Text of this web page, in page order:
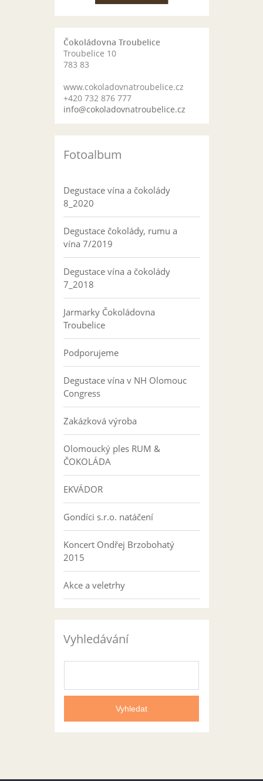
Čokoládovna Troubelice
Troubelice 10
783 83
www.cokoladovnatroubelice.cz
+420 732 876 777
info@cokoladovnatroubelice.cz
Fotoalbum
Degustace vína a čokolády
8_2020
Degustace čokolády, rumu a
vína 7/2019
Degustace vína a čokolády
7_2018
Jarmarky Čokoládovna
Troubelice
Podporujeme
Degustace vína v NH Olomouc
Congress
Zakázková výroba
Olomoucký ples RUM &
ČOKOLÁDA
EKVÁDOR
Gondíci s.r.o. natáčení
Koncert Ondřej Brzobohatý
2015
Akce a veletrhy
Vyhledávání